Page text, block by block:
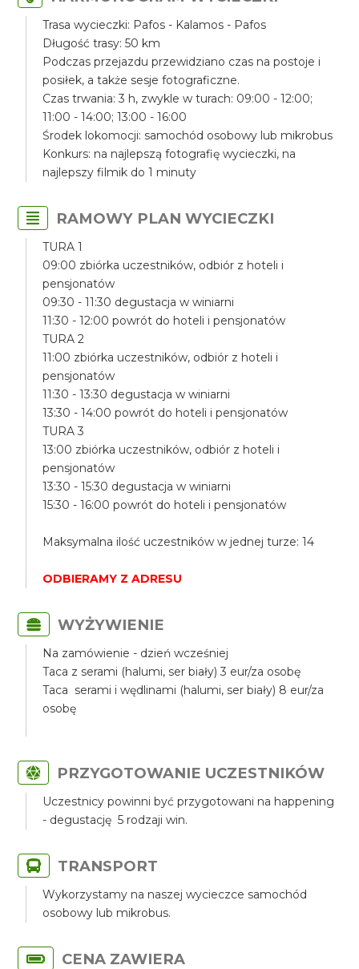
Trasa wycieczki: Pafos - Kalamos - Pafos
Długość trasy: 50 km
Podczas przejazdu przewidziano czas na postoje i
posiłek, a także sesje fotograficzne.
Czas trwania: 3 h, zwykle w turach: 09:00 - 12:00;
11:00 - 14:00; 13:00 - 16:00
Środek lokomocji: samochód osobowy lub mikrobus
Konkurs: na najlepszą fotografię wycieczki, na
najlepszy filmik do 1 minuty
RAMOWY PLAN WYCIECZKI
TURA 1
09:00 zbiórka uczestników, odbiór z hoteli i
pensjonatów
09:30 - 11:30 degustacja w winiarni
11:30 - 12:00 powrót do hoteli i pensjonatów
TURA 2
11:00 zbiórka uczestników, odbiór z hoteli i
pensjonatów
11:30 - 13:30 degustacja w winiarni
13:30 - 14:00 powrót do hoteli i pensjonatów
TURA 3
13:00 zbiórka uczestników, odbiór z hoteli i
pensjonatów
13:30 - 15:30 degustacja w winiarni
15:30 - 16:00 powrót do hoteli i pensjonatów
Maksymalna ilość uczestników w jednej turze: 14
ODBIERAMY Z ADRESU
WYŻYWIENIE
Na zamówienie - dzień wcześniej
Taca z serami (halumi, ser biały) 3 eur/za osobę
Taca serami i wędlinami (halumi, ser biały) 8 eur/za
osobę
PRZYGOTOWANIE UCZESTNIKÓW
Uczestnicy powinni być przygotowani na happening
- degustację 5 rodzaji win.
TRANSPORT
Wykorzystamy na naszej wycieczce samochód
osobowy lub mikrobus.
CENA ZAWIERA